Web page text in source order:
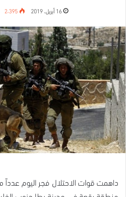
16 أبريل، 2019 2٬395
داهمت قوات الاحتلال فجر اليوم عدداً